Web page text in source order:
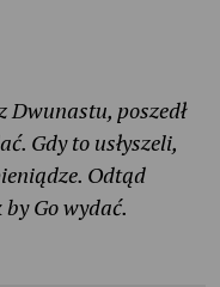
Dwunastu, poszedł
Gdy to usłyszeli,
Odtąd
Go wydać.